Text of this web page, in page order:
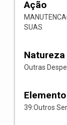
Ação
SUAS
Natureza
Outras
39:Outros